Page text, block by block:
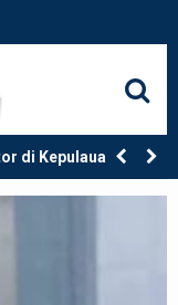
di Kepulauan Nias,
Sumut Berjalan